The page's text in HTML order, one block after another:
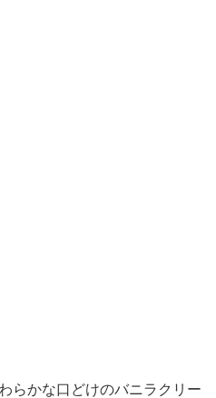
らかな口どけのバニラクリー